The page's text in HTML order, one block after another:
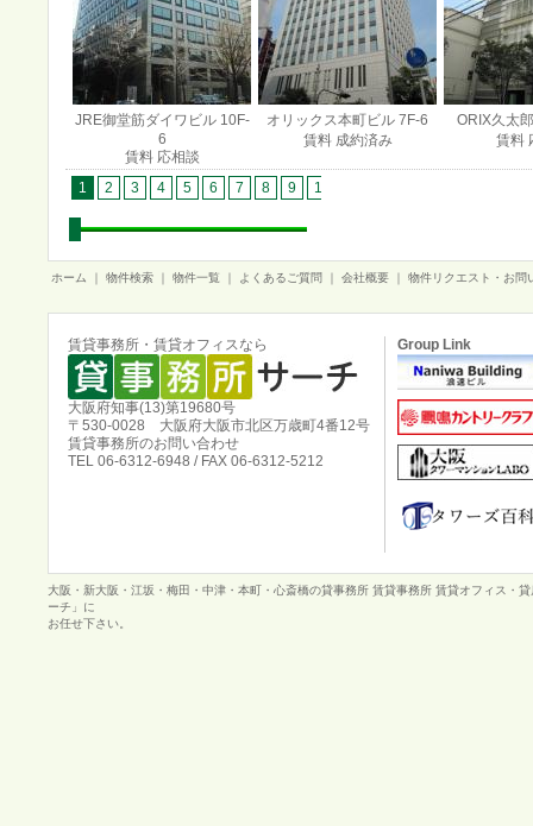
JRE御堂筋ダイワビル 10F-
6
賃料 応相談
オリックス本町ビル 7F-6
賃料 成約済み
ORIX久太
賃料
1 2 3 4 5 6 7 8 9 10
ホーム 物件検索 物件一覧 よくあるご質問 会社概要 物件リクエスト・お問
賃貸事務所・賃貸オフィスなら
大阪府知事(13)第19680号
〒530-0028 大阪府大阪市北区万歳町4番12号
賃貸事務所のお問い合わせ
TEL 06-6312-6948 / FAX 06-6312-5212
Group Link
大阪・新大阪・江坂・梅田・中津・本町・心斎橋の貸事務所 賃貸事務所 賃貸オフィス・
ーチ」に
お任せ下さい。